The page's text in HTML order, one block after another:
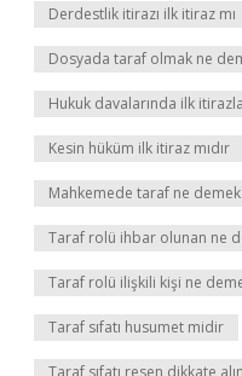
Derdestlik itirazı ilk itiraz mı
Dosyada taraf olmak ne
Hukuk davalarında ilk
Kesin hüküm ilk itiraz mıdır
Mahkemede taraf ne demek
Taraf rolü ihbar olunan ne
Taraf rolü ilişkili kişi ne
Taraf sıfatı husumet midir
Taraf sıfatı resen dikkate